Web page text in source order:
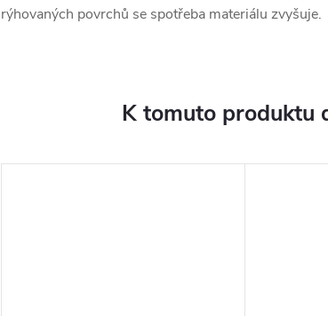
rýhovaných povrchů se spotřeba materiálu zvyšuje.
K tomuto produktu